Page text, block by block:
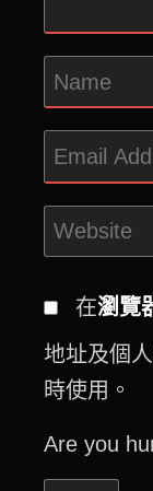
在瀏覽
地址及個
時使用。
Are you